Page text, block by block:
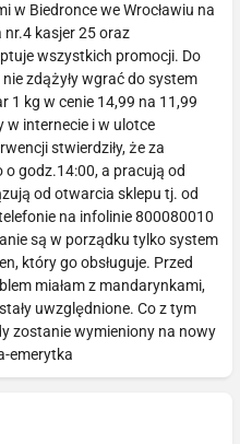
w Biedronce we Wrocławiu na
nr.4 kasjer 25 oraz
wszystkich promocji. Do
zdążyły wgrać do system
1 kg w cenie 14,99 na 11,99
w internecie i w ulotce
stwierdziły, że za
o godz.14:00, a pracują od
od otwarcia sklepu tj. od
na infolinie 800080010
są w porządku tylko system
który go obsługuje. Przed
miałam z mandarynkami,
uwzględnione. Co z tym
zostanie wymieniony na nowy
emerytka